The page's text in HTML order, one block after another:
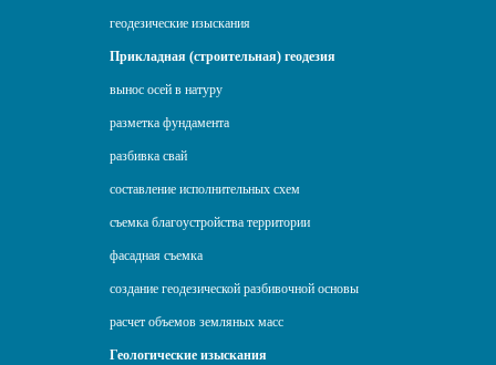
геодезические изыскания
Прикладная (строительная) геодезия
вынос осей в натуру
разметка фундамента
разбивка свай
составление исполнительных схем
съемка благоустройства территории
фасадная съемка
создание геодезической разбивочной основы
расчет объемов земляных масс
Геологические изыскания